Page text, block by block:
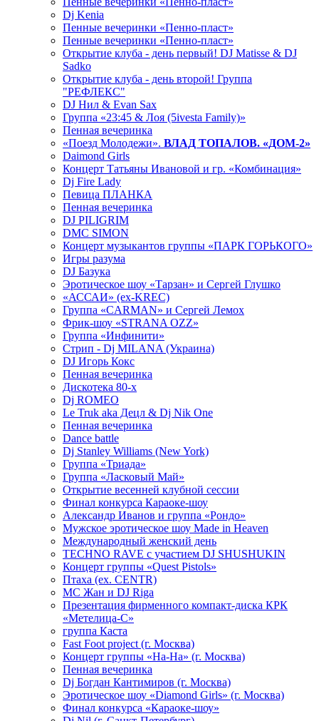
Dj Kenia
Пенные вечеринки «Пенно-пласт»
Пенные вечеринки «Пенно-пласт»
Открытие клуба - день первый! DJ Matisse & DJ
Sadko
Открытие клуба - день второй! Группа
"РЕФЛЕКС"
DJ Нил & Evan Sax
Группа «23:45 & Лоя (5ivesta Family)»
Пенная вечеринка
«Поезд Молодежи». ВЛАД ТОПАЛОВ. «ДОМ-2»
Daimond Girls
Концерт Татьяны Ивановой и гр. «Комбинация»
Dj Fire Lady
Певица ПЛАНКА
Пенная вечеринка
DJ PILIGRIM
DMC SIMON
Концерт музыкантов группы «ПАРК ГОРЬКОГО»
Игры разума
DJ Базука
Эротическое шоу «Тарзан» и Сергей Глушко
«АССАИ» (ex-KREC)
Группа «CARMAN» и Сергей Лемох
Фрик-шоу «STRANA OZZ»
Группа «Инфинити»
Стрип - Dj MILANA (Украина)
DJ Игорь Кокс
Пенная вечеринка
Дискотека 80-х
Dj ROMEO
Le Truk aka Децл & Dj Nik One
Пенная вечеринка
Dance battle
Dj Stanley Williams (New York)
Группа «Триада»
Группа «Ласковый Май»
Открытие весенней клубной сессии
Финал конкурса Караоке-шоу
Александр Иванов и группа «Рондо»
Мужское эротическое шоу Made in Heaven
Международный женский день
TECHNO RAVE с участием DJ SHUSHUKIN
Концерт группы «Quest Pistols»
Птаха (ex. CENTR)
МС Жан и DJ Riga
Презентация фирменного компакт-диска КРК
«Метелица-С»
группа Каста
Fast Foot project (г. Москва)
Концерт группы «На-На» (г. Москва)
Пенная вечеринка
Dj Богдан Кантимиров (г. Москва)
Эротическое шоу «Diamond Girls» (г. Москва)
Финал конкурса «Караоке-шоу»